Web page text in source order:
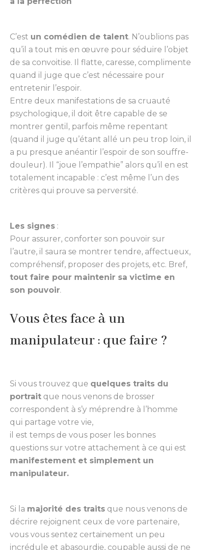
C’est un comédien de talent. N’oublions pas
qu’il a tout mis en œuvre pour séduire l’objet
de sa convoitise. Il flatte, caresse, complimente
quand il juge que c’est nécessaire pour
entretenir l’espoir.
Entre deux manifestations de sa cruauté
psychologique, il doit être capable de se
montrer gentil, parfois même repentant
(quand il juge qu’étant allé un peu trop loin, il
a pu presque anéantir l’espoir de son souffre-
douleur). Il “joue l’empathie” alors qu’il en est
totalement incapable : c’est même l’un des
critères qui prouve sa perversité.
Les signes :
Pour assurer, conforter son pouvoir sur
l’autre, il saura se montrer tendre, affectueux,
compréhensif, proposer des projets, etc. Bref,
tout faire pour maintenir sa victime en
son pouvoir.
Vous êtes face à un
manipulateur : que faire ?
Si vous trouvez que quelques traits du
portrait que nous venons de brosser
correspondent à s’y méprendre à l’homme
qui partage votre vie,
il est temps de vous poser les bonnes
questions sur votre attachement à ce qui est
manifestement et simplement un
manipulateur.
Si la majorité des traits que nous venons de
décrire rejoignent ceux de vore partenaire,
vous vous sentez certainement un peu
incrédule et abasourdie, coupable aussi de ne